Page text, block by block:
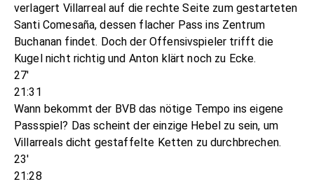
verlagert Villarreal auf die rechte Seite zum gestarteten
Santi Comesaña, dessen flacher Pass ins Zentrum
Buchanan findet. Doch der Offensivspieler trifft die
Kugel nicht richtig und Anton klärt noch zu Ecke.
27'
21:31
Wann bekommt der BVB das nötige Tempo ins eigene
Passspiel? Das scheint der einzige Hebel zu sein, um
Villarreals dicht gestaffelte Ketten zu durchbrechen.
23'
21:28